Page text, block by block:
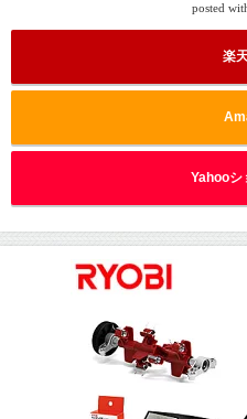
posted
楽
Yahooシ